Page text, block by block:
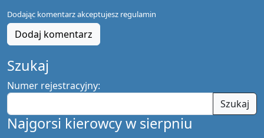
Dodając komentarz akceptujesz regulamin
Dodaj komentarz
Szukaj
Numer rejestracyjny:
Szukaj
Najgorsi kierowcy w sierpniu